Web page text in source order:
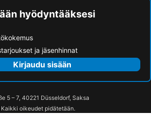
hyödyntääksesi
ja jäsenhinnat
Kirjaudu sisään
5 – 7, 40221 Düsseldorf, Saksa
oikeudet pidätetään.